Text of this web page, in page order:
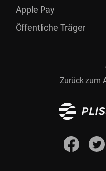
Zurück zum
Apple Pay
Öffentliche Träger